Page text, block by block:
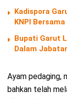
Kadispora
KNPI
Bupati Garut
Dalam
Ayam pedaging,
bahkan telah